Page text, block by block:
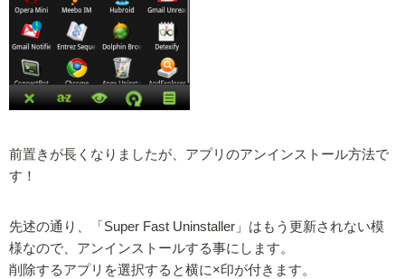
前置きが長くなりましたが、アプリのアンインストール方法で
す！
先述の通り、「Super Fast Uninstaller」はもう更新されない模
様なので、アンインストールする事にします。
削除するアプリを選択すると横に×印が付きます。